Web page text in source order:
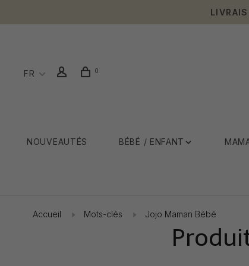
FR 0
NOUVEAUTÉS BÉBÉ / ENFANT
Accueil Mots-clés Jojo Maman Bébé